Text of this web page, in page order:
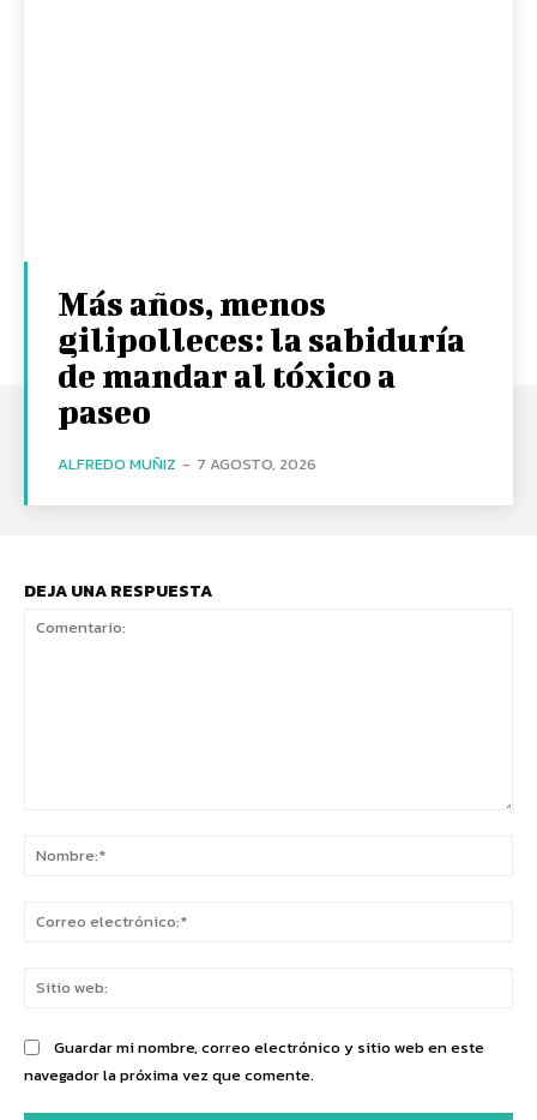
Más años, menos
gilipolleces: la sabiduría
de mandar al tóxico a
paseo
ALFREDO MUÑIZ - 7 AGOSTO, 2026
DEJA UNA RESPUESTA
Guardar mi nombre, correo electrónico y sitio web en este
navegador la próxima vez que comente.